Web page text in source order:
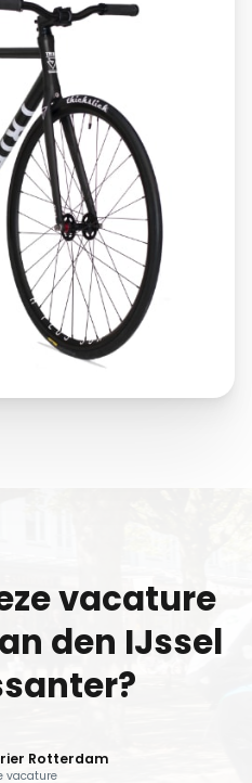
vacature
den IJssel
Rotterdam
vacature